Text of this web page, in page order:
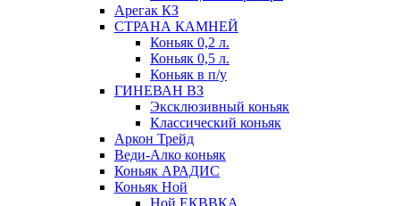
Арегак КЗ
СТРАНА КАМНЕЙ
Коньяк 0,2 л.
Коньяк 0,5 л.
Коньяк в п/у
ГИНЕВАН ВЗ
Эксклюзивный коньяк
Классический коньяк
Аркон Трейд
Веди-Алко коньяк
Коньяк АРАДИС
Коньяк Ной
Ной ЕКВВКА